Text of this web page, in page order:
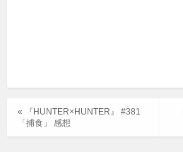
« 『HUNTER×HUNTER』 #381
「捕食」 感想